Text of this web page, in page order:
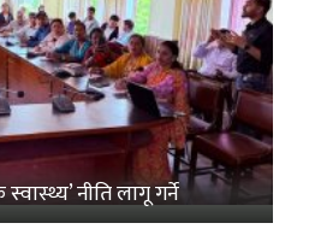
नीति लागू गर्ने